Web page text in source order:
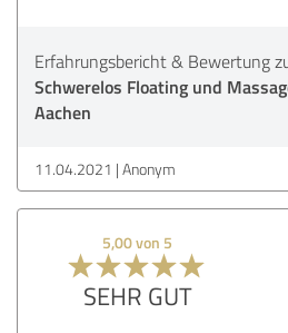
Erfahrungsbericht & Bewertung
Schwerelos Floating und
Aachen
11.04.2021 Anonym
5,00 von 5
SEHR GUT